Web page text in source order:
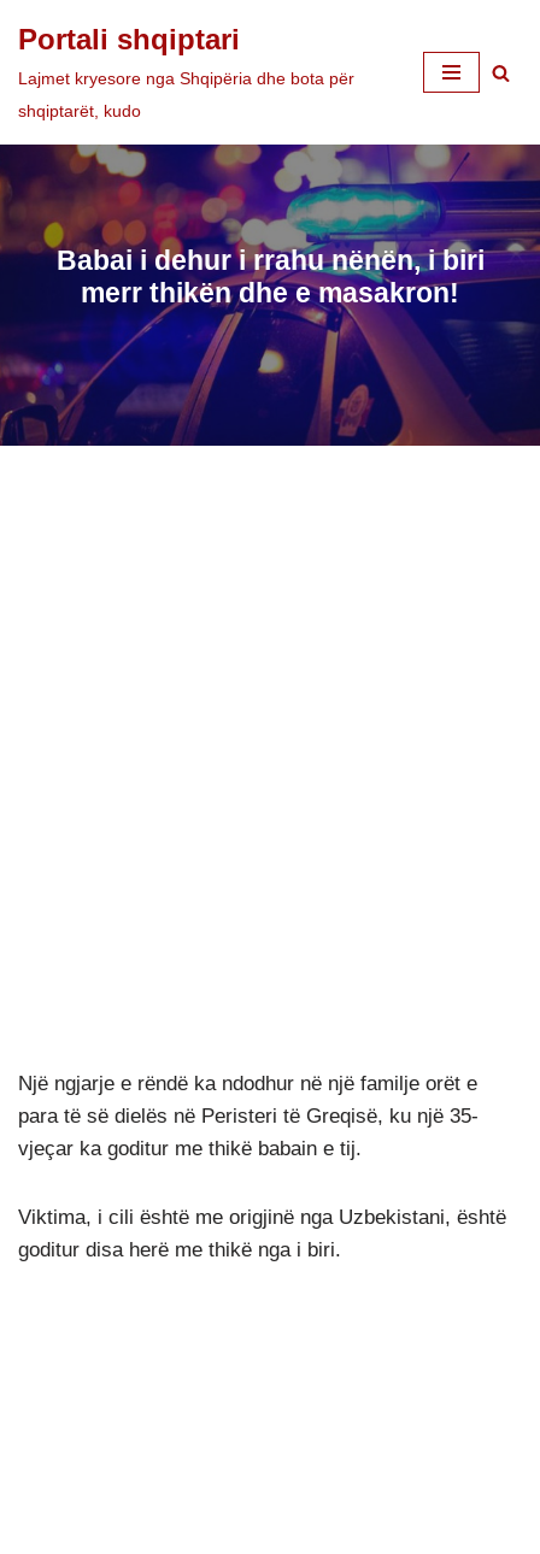
Skip
to
Portali shqiptari
Lajmet kryesore nga Shqipëria dhe bota për
shqiptarët, kudo
Babai i dehur i rrahu nënën, i biri
merr thikën dhe e masakron!
Një ngjarje e rëndë ka ndodhur në një familje orët e
para të së dielës në Peristeri të Greqisë, ku një 35-
vjeçar ka goditur me thikë babain e tij.
Viktima, i cili është me origjinë nga Uzbekistani, është
goditur disa herë me thikë nga i biri.